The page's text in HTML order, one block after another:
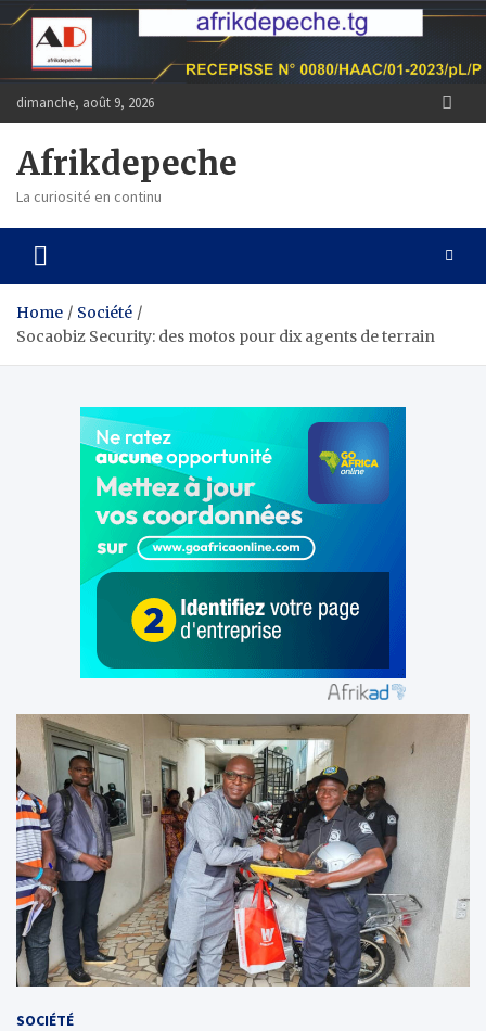
Skip
content
dimanche, août 9, 2026
Afrikdepeche
La curiosité en continu
Home
Société
Socaobiz Security: des motos pour dix agents de terrain
SOCIÉTÉ